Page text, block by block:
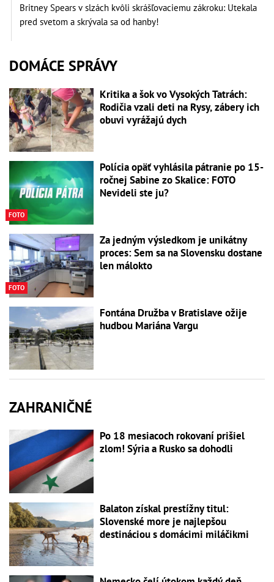
Britney Spears v slzách kvôli skrášľovaciemu zákroku: Utekala
pred svetom a skrývala sa od hanby!
DOMÁCE SPRÁVY
Kritika a šok vo Vysokých Tatrách:
Rodičia vzali deti na Rysy, zábery ich
obuvi vyrážajú dych
FOTO
Polícia opäť vyhlásila pátranie po 15-
ročnej Sabine zo Skalice: FOTO
Nevideli ste ju?
FOTO
Za jedným výsledkom je unikátny
proces: Sem sa na Slovensku dostane
len málokto
Fontána Družba v Bratislave ožije
hudbou Mariána Vargu
ZAHRANIČNÉ
Po 18 mesiacoch rokovaní prišiel
zlom! Sýria a Rusko sa dohodli
Balaton získal prestížny titul:
Slovenské more je najlepšou
destináciou s domácimi miláčikmi